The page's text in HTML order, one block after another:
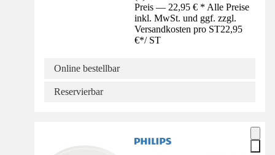
Preis — 22,95 € * Alle Preise
inkl. MwSt. und ggf. zzgl.
Versandkosten pro ST22,95
€*/ ST
Online bestellbar
Reservierbar